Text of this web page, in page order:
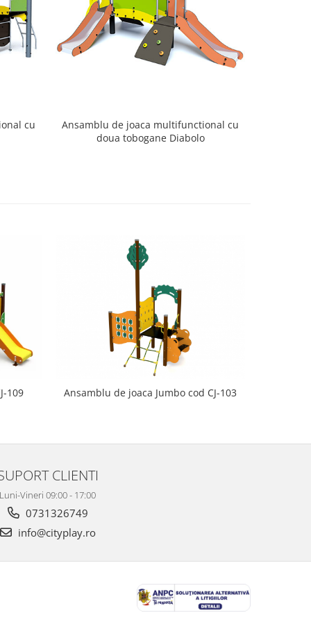
cu
Ansamblu de joaca multifunctional cu
doua tobogane Diabolo
109 Ansamblu de joaca Jumbo cod CJ-103
CLIENTI
Luni-Vineri 09:00 - 17:00
0731326749
info@cityplay.ro